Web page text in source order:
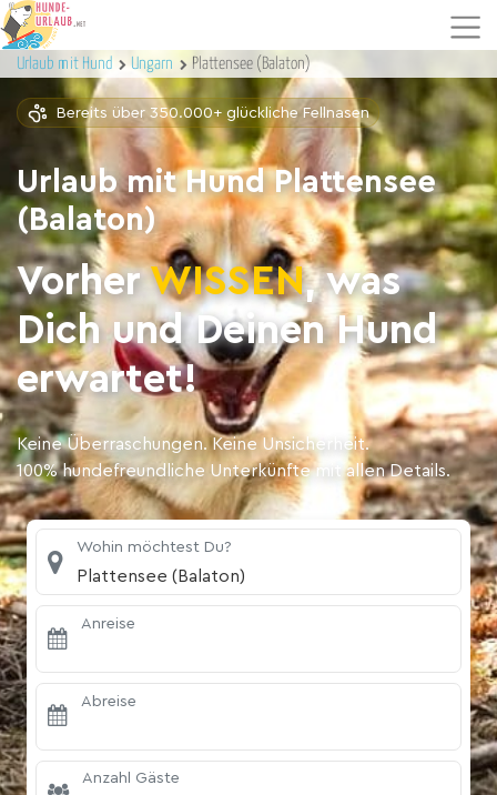
Urlaub mit Hund Ungarn Plattensee (Balaton)
Bereits über 350.000+ glückliche Fellnasen
Urlaub mit Hund Plattensee
(Balaton)
VorherWISSEN, was
Dich und Deinen Hund
erwartet!
Keine Überraschungen. Keine Unsicherheit.
100% hundefreundliche Unterkünfte mit allen Details.
Wohin möchtest Du?
Plattensee (Balaton)
Anreise
Abreise
Anzahl Gäste